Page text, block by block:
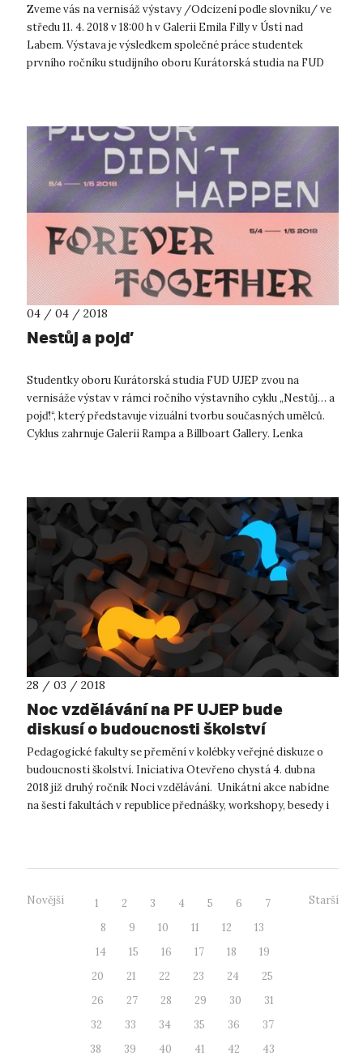
Zveme vás na vernisáž výstavy /Odcizení podle slovníku/ ve
středu 11. 4. 2018 v 18:00 h v Galerii Emila Filly v Ústí nad
Labem. Výstava je výsledkem společné práce studentek
prvního ročníku studijního oboru Kurátorská studia na FUD
04 / 04 / 2018
Nestůj a pojď
Studentky oboru Kurátorská studia FUD UJEP zvou na
vernisáže výstav v rámci ročního výstavního cyklu „Nestůj… a
pojď!“, který představuje vizuální tvorbu současných umělců.
Cyklus zahrnuje Galerii Rampa a Billboart Gallery. Lenka
28 / 03 / 2018
Noc vzdělávání na PF UJEP bude
diskusí o budoucnosti školství
Pedagogické fakulty se přemění v kolébky veřejné diskuze o
budoucnosti školství. Iniciativa Otevřeno chystá 4. dubna
2018 již druhý ročník Noci vzdělávání. Unikátní akce nabídne
na šesti fakultách v republice přednášky, workshopy, besedy i
Novější 1 2 3 4 5 6
7
8
9 10 11 12
13
14
15 16 17 18
19
20
21 22 23 24
25
26
27 28 29 30
31
32
33 34 35 36
37
38
39 40 41 42
43
Starší